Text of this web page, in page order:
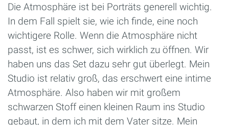
Die Atmosphäre ist bei Porträts generell wichtig.
In dem Fall spielt sie, wie ich finde, eine noch
wichtigere Rolle. Wenn die Atmosphäre nicht
passt, ist es schwer, sich wirklich zu öffnen. Wir
haben uns das Set dazu sehr gut überlegt. Mein
Studio ist relativ groß, das erschwert eine intime
Atmosphäre. Also haben wir mit großem
schwarzen Stoff einen kleinen Raum ins Studio
gebaut, in dem ich mit dem Vater sitze. Mein